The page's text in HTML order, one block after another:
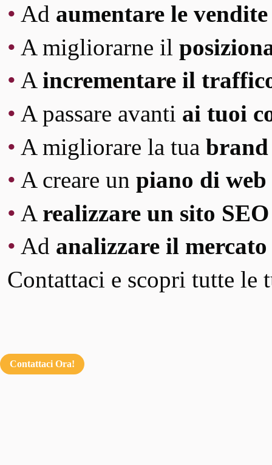
• Ad aumentare le
• A migliorarne il
• A incrementare il
• A passare avanti ai tuoi
• A migliorare la tua
• A creare un piano di
• A realizzare un sito
• Ad analizzare il mercato
Contattaci e scopri tutte le
Contattaci Ora!